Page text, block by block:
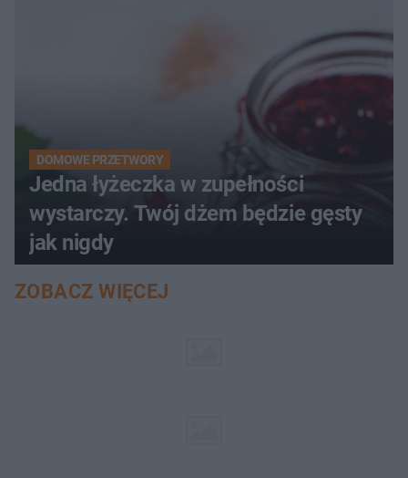
DOMOWE PRZETWORY
Jedna łyżeczka w zupełności
wystarczy. Twój dżem będzie gęsty
jak nigdy
ZOBACZ WIĘCEJ